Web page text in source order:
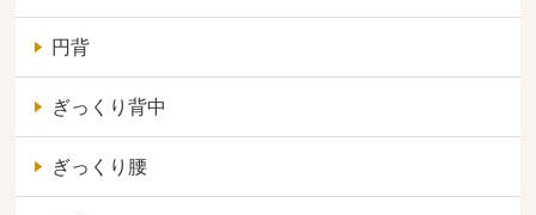
円背
ぎっくり背中
ぎっくり腰